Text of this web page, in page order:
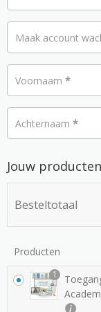
Maak account
Voornaam *
Achternaam *
Jouw producten
Besteltotaal
Producten
1